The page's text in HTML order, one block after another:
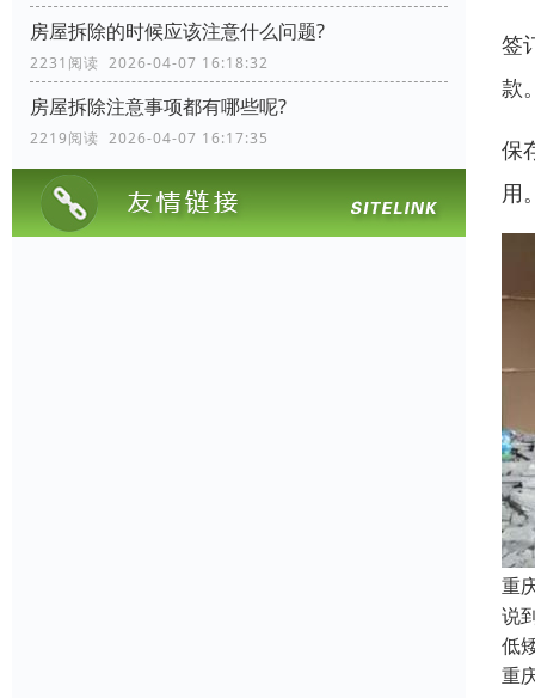
房屋拆除的时候应该注意什么问题?
2231阅读 2026-04-07 16:18:32
房屋拆除注意事项都有哪些呢?
2219阅读 2026-04-07 16:17:35
签
款
保
用
重
说
低
重